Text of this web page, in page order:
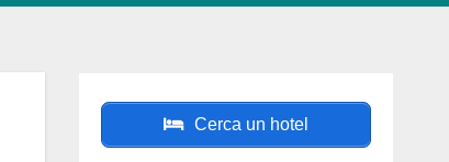
Cerca un hotel